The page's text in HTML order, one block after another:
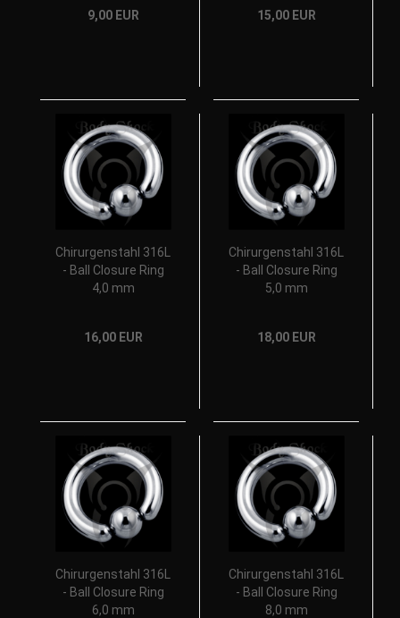
9,00 EUR 15,00 EUR
Chirurgenstahl 316L
- Ball Closure Ring
4,0 mm
16,00 EUR
Chirurgenstahl 316L
- Ball Closure Ring
5,0 mm
18,00 EUR
Chirurgenstahl 316L
- Ball Closure Ring
6,0 mm
Chirurgenstahl 316L
- Ball Closure Ring
8,0 mm